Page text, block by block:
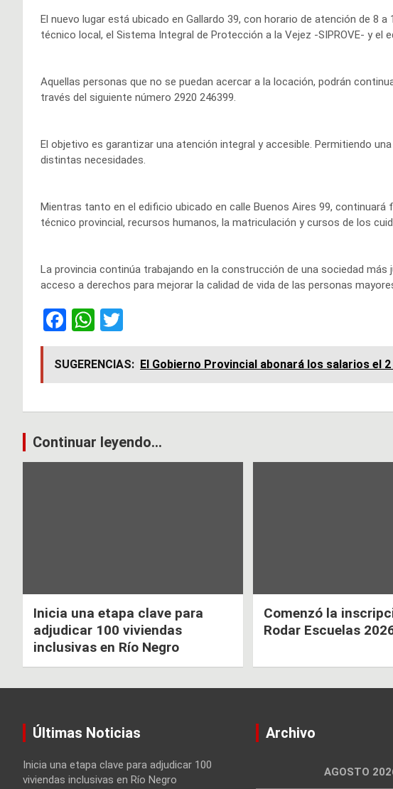
El nuevo lugar está ubicado en Gallardo 39, con horario de atención de 8
técnico local, el Sistema Integral de Protección a la Vejez -SIPROVE- y el
Aquellas personas que no se puedan acercar a la locación, podrán
través del siguiente número 2920 246399.
El objetivo es garantizar una atención integral y accesible. Permitiendo
distintas necesidades.
Mientras tanto en el edificio ubicado en calle Buenos Aires 99, continuará
técnico provincial, recursos humanos, la matriculación y cursos de los
La provincia continúa trabajando en la construcción de una sociedad más
acceso a derechos para mejorar la calidad de vida de las personas
F
a
ce
b
o
o
k
W
h
at
s
A
p
p
wi
tt
er
SUGERENCIAS: El Gobierno Provincial abonará los salarios el 2
Navegación
Continuar leyendo...
Inicia una etapa clave para
adjudicar 100 viviendas
inclusivas en Río Negro
Comenzó la
Rodar Escuelas
Últimas Noticias
Inicia una etapa clave para adjudicar 100
viviendas inclusivas en Río Negro
Archivo
AGOSTO